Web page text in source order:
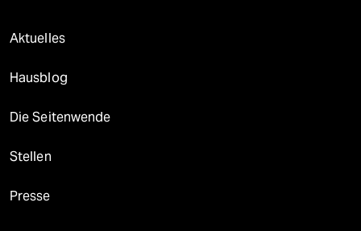
Aktuelles
Hausblog
Die Seitenwende
Stellen
Presse